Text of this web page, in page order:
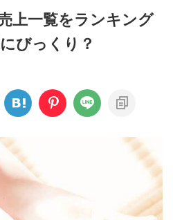
上一覧をランキング
びっくり？